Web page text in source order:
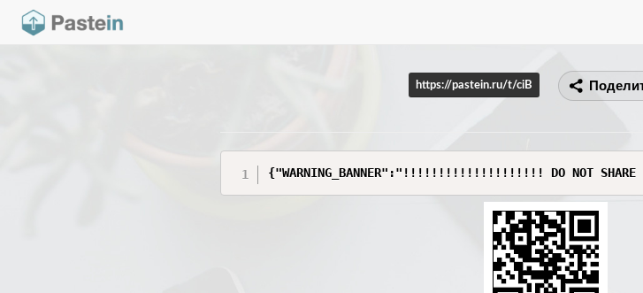
https://pastein.ru/t/ciB
{"WARNING_BANNER":"!!!!!!!!!!!!!!!!!!!! DO NOT SHARE ANY